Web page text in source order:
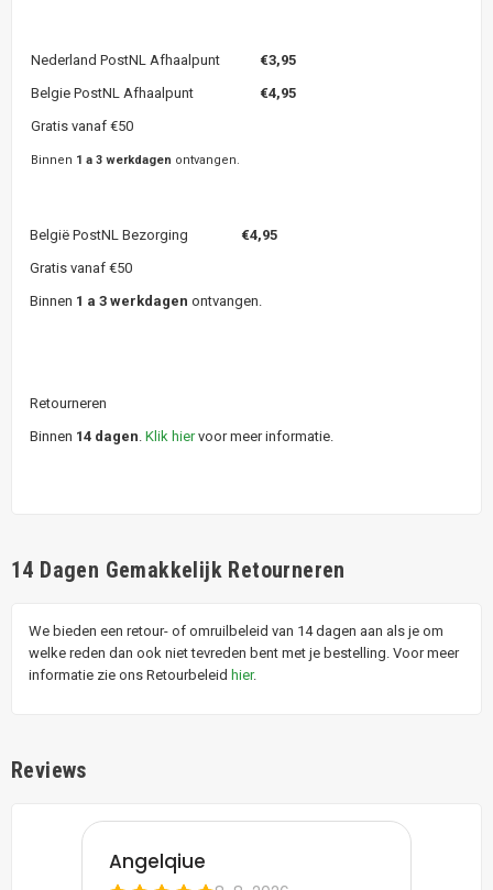
Nederland PostNL Afhaalpunt €3,95
Belgie PostNL Afhaalpunt
€4,95
Gratis vanaf €50
Binnen 1 a 3 werkdagen ontvangen.
België PostNL Bezorging €4,95
Gratis vanaf €50
Binnen 1 a 3 werkdagen ontvangen.
Retourneren
Binnen 14 dagen Klik hiervoor meer informatie.
14 Dagen Gemakkelijk Retourneren
We bieden een retour- of omruilbeleid van 14 dagen aan als je om
welke reden dan ook niet tevreden bent met je bestelling. Voor meer
informatie zie ons Retourbeleid hier.
Reviews